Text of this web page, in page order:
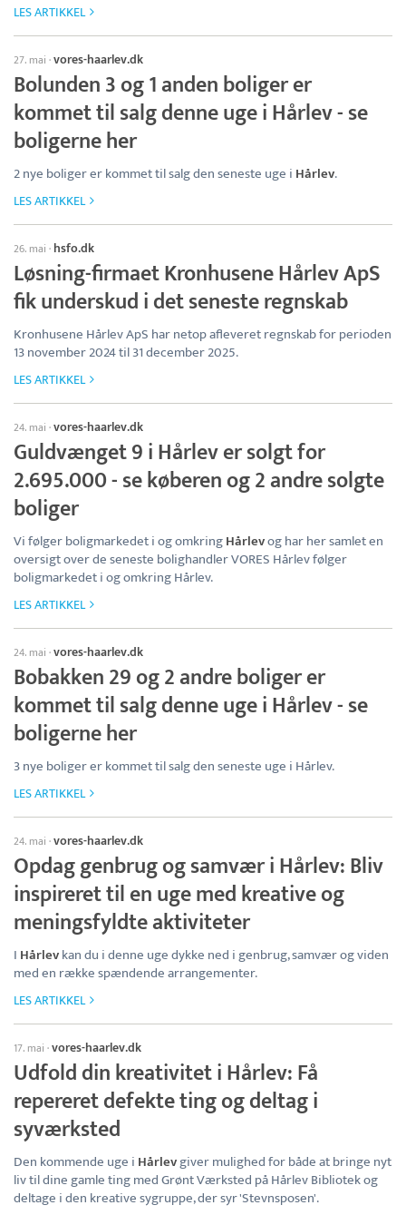
LES ARTIKKEL
27. mai ·vores-haarlev.dk
Bolunden 3 og 1 anden boliger er
kommet til salg denne uge i Hårlev - se
boligerne her
2 nye boliger er kommet til salg den seneste uge i Hårlev.
LES ARTIKKEL
26. mai · hsfo.dk
Løsning-firmaet Kronhusene Hårlev ApS
fik underskud i det seneste regnskab
Kronhusene Hårlev ApS har netop afleveret regnskab for perioden
13 november 2024 til 31 december 2025.
LES ARTIKKEL
24. mai ·vores-haarlev.dk
Guldvænget 9 i Hårlev er solgt for
2.695.000 - se køberen og 2 andre solgte
boliger
Vi følger boligmarkedet i og omkringHårlevog har her samlet en
oversigt over de seneste bolighandler VORES Hårlev følger
boligmarkedet i og omkring Hårlev.
LES ARTIKKEL
24. mai ·vores-haarlev.dk
Bobakken 29 og 2 andre boliger er
kommet til salg denne uge i Hårlev - se
boligerne her
3 nye boliger er kommet til salg den seneste uge i Hårlev.
LES ARTIKKEL
24. mai ·vores-haarlev.dk
Opdag genbrug og samvær i Hårlev: Bliv
inspireret til en uge med kreative og
meningsfyldte aktiviteter
I Hårlevkan du i denne uge dykke ned i genbrug, samvær og viden
med en række spændende arrangementer.
LES ARTIKKEL
17. mai ·vores-haarlev.dk
Udfold din kreativitet i Hårlev: Få
repereret defekte ting og deltag i
syværksted
Den kommende uge i Hårlevgiver mulighed for både at bringe nyt
liv til dine gamle ting med Grønt Værksted på Hårlev Bibliotek og
deltage i den kreative sygruppe, der syr 'Stevnsposen'.